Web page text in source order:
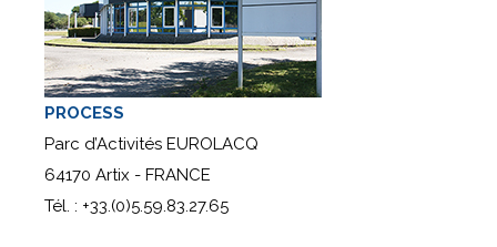
PROCESS
Parc d’Activités EUROLACQ
64170 Artix - FRANCE
Tél. : +33.(0)5.59.83.27.65